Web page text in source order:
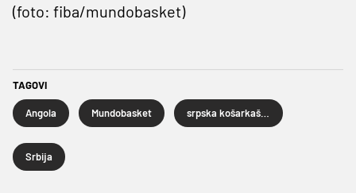
(foto: fiba/mundobasket)
TAGOVI
Angola Mundobasket
Srbija